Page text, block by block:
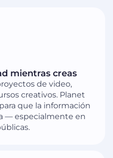
mientras creas
de video,
creativos. Planet
que la información
— especialmente en